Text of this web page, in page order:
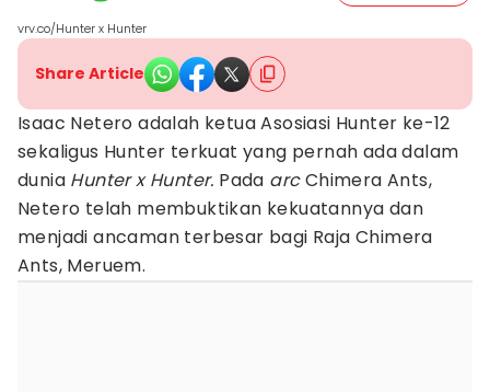
vrv.co/Hunter x Hunter
Share Article
Isaac Netero adalah ketua Asosiasi Hunter ke-12
sekaligus Hunter terkuat yang pernah ada dalam
dunia Hunterx Hunter. Pada arcChimera Ants,
Netero telah membuktikan kekuatannya dan
menjadi ancaman terbesar bagi Raja Chimera
Ants, Meruem.